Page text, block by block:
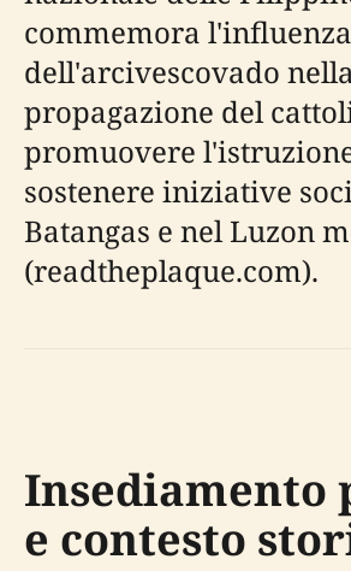
commemora
dell'arcivescovado
propagazione del
promuovere
sostenere iniziative
Batangas e nel Luzon
(readtheplaque.com).
Insediamento
e contesto